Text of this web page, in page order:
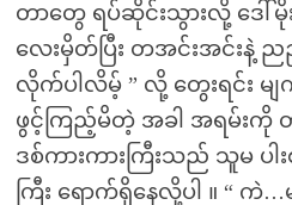
တာတွေ ရပ်ဆိုင်းသွားလို့ ဒေါ်မို
လေးမှိတ်ပြီး တအင်းအင်းနဲ့
လိုက်ပါလိမ့် ” လို့ တွေးရင်း
ဖွင့်ကြည့်မိတဲ့ အခါ အရမ်းကို
ဒစ်ကားကားကြီးသည် သူမ ပါ
ကြီး ရောက်ရှိနေလို့ပါ ။ “